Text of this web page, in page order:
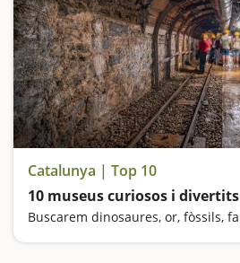
Catalunya | Top 10
10 museus curiosos i divertits